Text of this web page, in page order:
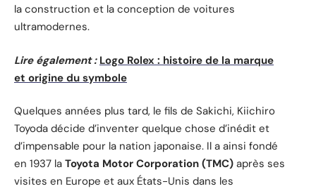
la construction et la conception de voitures
ultramodernes.
Lire également : Logo Rolex : histoire de la marque
et origine du symbole
Quelques années plus tard, le fils de Sakichi, Kiichiro
Toyoda décide d’inventer quelque chose d’inédit et
d’impensable pour la nation japonaise. Il a ainsi fondé
en 1937 la Toyota Motor Corporation (TMC) après ses
visites en Europe et aux États-Unis dans les